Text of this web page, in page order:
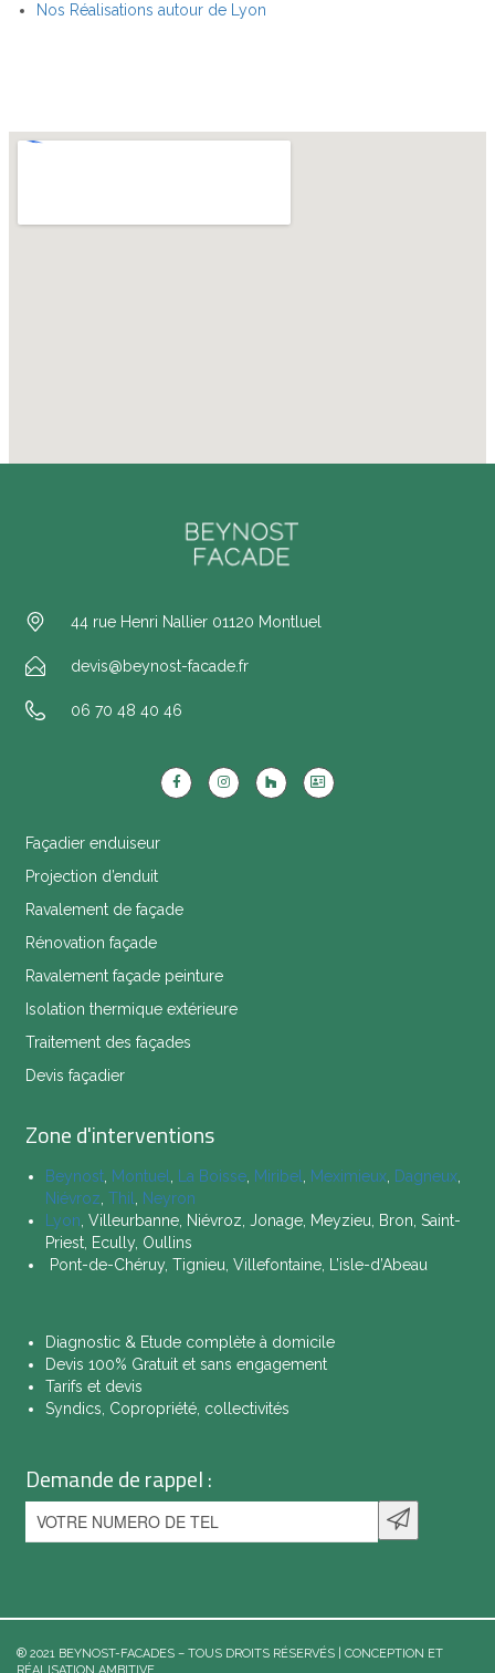
Nos Réalisations autour de Lyon
44 rue Henri Nallier 01120 Montluel
devis@beynost-facade.fr
06 70 48 40 46
Façadier enduiseur
Projection d’enduit
Ravalement de façade
Rénovation façade
Ravalement façade peinture
Isolation thermique extérieure
Traitement des façades
Devis façadier
Zone d'interventions
Beynost Montuel La Boisse Miribel Meximieux Dagneux
Niévroz Thil
Neyron
Lyon , Villeurbanne, Niévroz, Jonage, Meyzieu, Bron, Saint-
Priest, Ecully, Oullins
Pont-de-Chéruy, Tignieu, Villefontaine, L’isle-d’Abeau
Diagnostic & Etude complète à domicile
Devis 100% Gratuit et sans engagement
Tarifs et devis
Syndics, Copropriété, collectivités
Demande de rappel :
® 2021 BEYNOST-FACADES – TOUS DROITS RÉSERVÉS | CONCEPTION ET
RÉALISATION AMBITIVE